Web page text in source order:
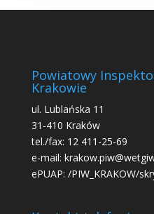
Powiatowy
Krakowie
ul. Lublańska 11
31-410 Kraków
tel./fax: 12 411-25-69
e-mail:
ePUAP: /PIW_KRAKOW/